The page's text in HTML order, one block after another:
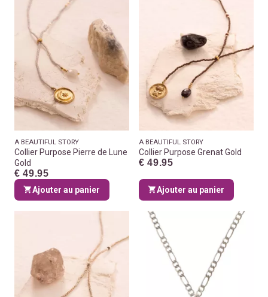
A BEAUTIFUL STORY
Collier Purpose Pierre de Lune
Gold
€ 49.95
Ajouter au panier
A BEAUTIFUL STORY
Collier Purpose Grenat Gold
€ 49.95
Ajouter au panier